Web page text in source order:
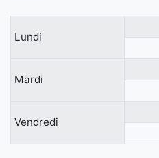
Lundi
Mardi
Vendredi